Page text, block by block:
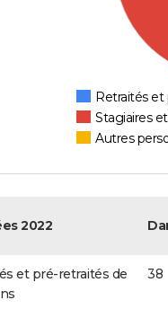
Retraités et
Stagiaires
Autres
2022
et pré-retraités de
38